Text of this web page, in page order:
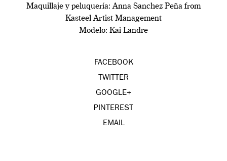
Maquillaje y peluquería: Anna Sanchez Peña from
Kasteel Artist Management
Modelo: Kai Landre
FACEBOOK
TWITTER
GOOGLE+
PINTEREST
EMAIL